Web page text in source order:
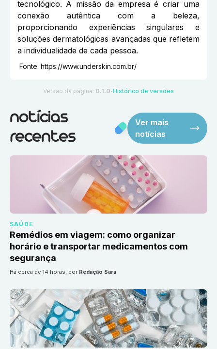
tecnológico. A missão da empresa é criar uma
conexão autêntica com a beleza,
proporcionando experiências singulares e
soluções dermatológicas avançadas que refletem
a individualidade de cada pessoa.
Fonte: https://www.underskin.com.br/
Versão da página: 0.1.0 ●Histórico de versões
notícias
recentes
Ver mais
notícias
SAÚDE
Remédios em viagem: como organizar
horário e transportar medicamentos com
segurança
há cerca de 14 horas, por Redação Sara